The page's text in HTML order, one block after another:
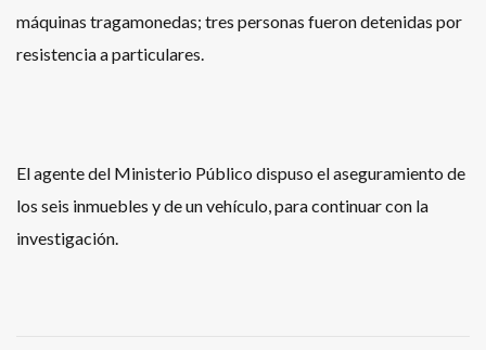
máquinas tragamonedas; tres personas fueron detenidas por
resistencia a particulares.
El agente del Ministerio Público dispuso el aseguramiento de
los seis inmuebles y de un vehículo, para continuar con la
investigación.